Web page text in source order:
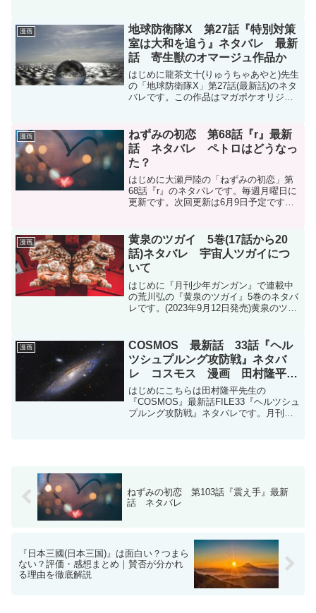
ガジンポケット)オリジナル作品で隔週日
曜日に更新です。...
漫画
地球防衛隊X 第27話『特別対策
室は大和を追う』ネタバレ 最新
話 寄生獣のオマージュ作品か
はじめに龍茶文十(りゅうちゃあやと)先生
の「地球防衛隊X」第27話(最新話)のネタ
バレです。この作品はマガポケオリジナ
は大和を追う | マガポケ現在コミック...
漫画
ねずみの初恋 第68話『r』最新
話 ネタバレ ペトロはどうなっ
た？
はじめに大瀬戸陸の「ねずみの初恋」第
68話『r』のネタバレです。毎週月曜日に
更新です。次回更新は6月9日予定です。
の初恋 - 第６８話 ｒ | ヤンマガ...
漫画
黄泉のツガイ 5巻(17話から20
話)ネタバレ 宇宙人ツガイにつ
いて
はじめに『月刊少年ガンガン』で連載中
の荒川弘の『黄泉のツガイ』5巻のネタバ
レです。(2023年9月12日発売)黄泉のツガ
←4巻ネタ...
漫画
COSMOS 最新話 33話『ヘル
ツシュプルング攻防戦』ネタバ
レ コスモス 漫画 田村隆平
小学館漫画賞受賞
はじめにこちらは田村隆平先生の
『COSMOS』最新話FILE33『ヘルツシュ
プルング攻防戦』ネタバレです。月刊サ
ねずみの初恋 第103話『震え手』最新
話 ネタバレ
『日本三國(日本三国)』は面白い？つまら
ない？評価・感想まとめ｜賛否が分かれ
る理由を徹底解説